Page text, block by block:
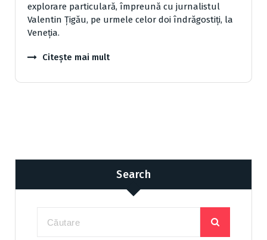
explorare particulară, împreună cu jurnalistul
Valentin Țigău, pe urmele celor doi îndrăgostiți, la
Veneția.
Citește mai mult
Search